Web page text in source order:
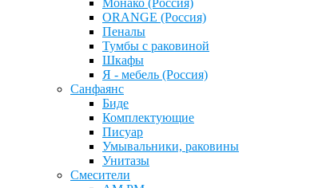
ОRANGE (Россия)
Пеналы
Тумбы с раковиной
Шкафы
Я - мебель (Россия)
Санфаянс
Биде
Комплектующие
Писуар
Умывальники, раковины
Унитазы
Смесители